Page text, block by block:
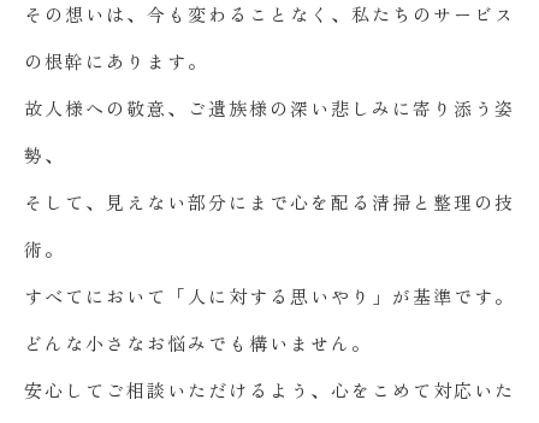
その想いは、今も変わることなく、私たちのサービス
の根幹にあります。
故人様への敬意、ご遺族様の深い悲しみに寄り添う姿
勢、
そして、見えない部分にまで心を配る清掃と整理の技
術。
すべてにおいて「人に対する思いやり」が基準です。
どんな小さなお悩みでも構いません。
安心してご相談いただけるよう、心をこめて対応いた